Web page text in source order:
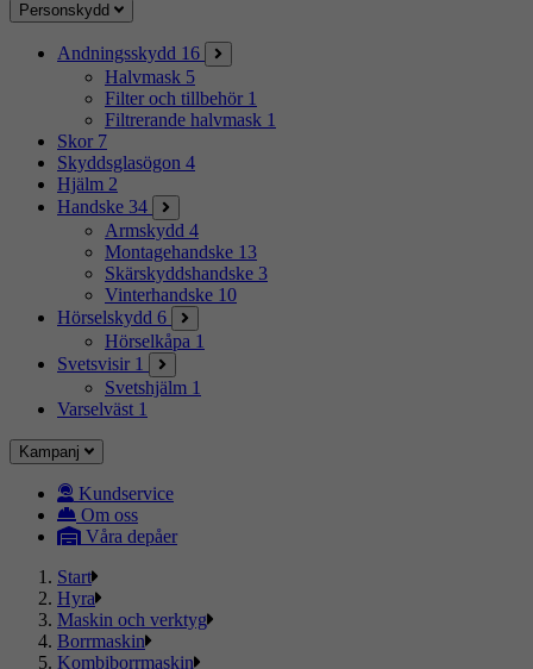
Personskydd
Andningsskydd 16
Halvmask 5
Filter och tillbehör 1
Filtrerande halvmask 1
Skor 7
Skyddsglasögon 4
Hjälm 2
Handske 34
Armskydd 4
Montagehandske 13
Skärskyddshandske 3
Vinterhandske 10
Hörselskydd 6
Hörselkåpa 1
Svetsvisir 1
Svetshjälm 1
Varselväst 1
Kampanj
Kundservice
Om oss
Våra depåer
Start
Hyra
Maskin och verktyg
Borrmaskin
Kombiborrmaskin